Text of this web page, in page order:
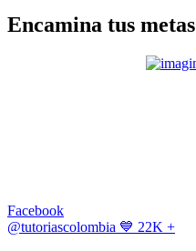
Encamina tus metas
Facebook
@tutoriascolombia 💙 22K +